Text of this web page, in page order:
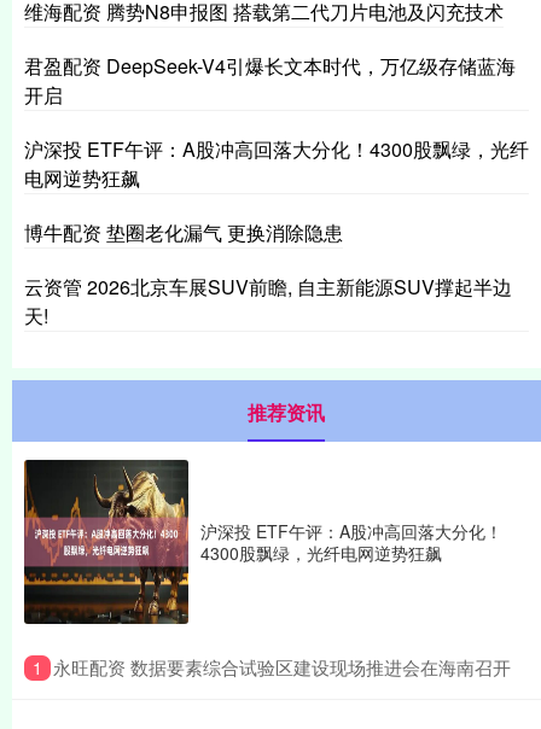
维海配资 腾势N8申报图 搭载第二代刀片电池及闪充技术
君盈配资 DeepSeek-V4引爆长文本时代，万亿级存储蓝海
开启
沪深投 ETF午评：A股冲高回落大分化！4300股飘绿，光纤
电网逆势狂飙
博牛配资 垫圈老化漏气 更换消除隐患
云资管 2026北京车展SUV前瞻, 自主新能源SUV撑起半边
天!
推荐资讯
沪深投 ETF午评：A股冲高回落大分化！
4300股飘绿，光纤电网逆势狂飙
1 ​永旺配资 数据要素综合试验区建设现场推进会在海南召开